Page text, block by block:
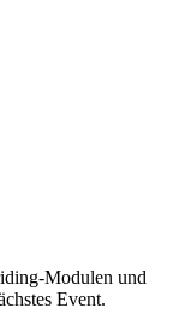
Modulen und
Event.